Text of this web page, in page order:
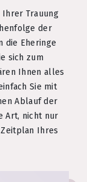
Ihrer Trauung
der
die Eheringe
sich zum
Ihnen alles
Sie mit
Ablauf der
Art, nicht nur
Ihres